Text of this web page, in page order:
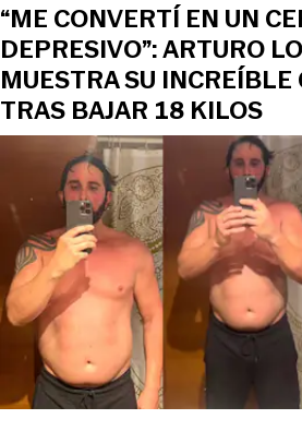
“ME CONVERTÍ EN UN
DEPRESIVO”: ARTURO
MUESTRA SU
TRAS BAJAR 18 KILOS